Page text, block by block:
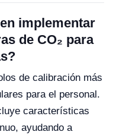
implementar
de CO₂ para
de calibración más
para el personal.
características
ayudando a